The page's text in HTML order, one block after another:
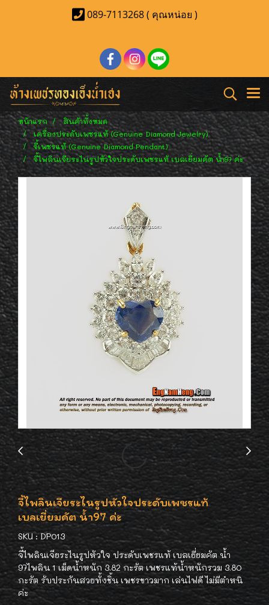
089-7113268 ( คุณหน่อย )
หน้าแรก
สินค้าทั้งหมด
เครื่องประดับเพชรแท้ (Genuine Diamond Jewelry)
จี้เพชรแท้ (Genuine Diamond Pendant)
จี้ไพลินเจียระไนรูปหัวใจประดับเพชรแท้ เบลเยี่ยมคัต น้ำ97 ค่ะ
จี้ไพลินเจียระไนรูปหัวใจประดับเพชรแท้
เบลเยี่ยมคัต น้ำ97 ค่ะ
SKU : DP013
จี้ไพลินเจียระไนรูปหัวใจ ประดับเพชรแท้ เบลเยี่ยมคัต น้ำ
97ไพลิน 1 เม็ดน้ำหนัก 3.82 กะรัต เพชรแท้น้ำหนักรวม 3.80
กะรัต รับประกันสวยทั้งชิ้น เพชรขาวมาก เล่นไฟดี ไม่มีตำหนิ
ค่ะ